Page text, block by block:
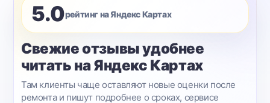
5.0рейтинг на Яндекс Картах
Свежие отзывы удобнее
читать на Яндекс Картах
Там клиенты чаще оставляют новые оценки после
ремонта и пишут подробнее о сроках, сервисе